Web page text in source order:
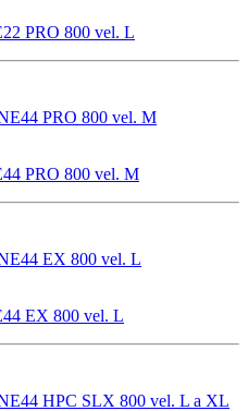
PRO 800 vel. L
PRO 800 vel. M
EX 800 vel. L